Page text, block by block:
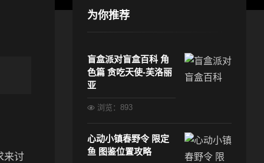
来讨
为你推荐
盲盒派对盲盒百科 角
色篇 贪吃天使-芙洛丽
亚
浏览：893
心动小镇春野令 限定
鱼 图鉴位置攻略